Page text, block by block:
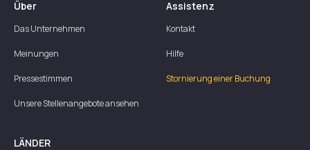
Über
Das Unternehmen
Meinungen
Pressestimmen
Unsere Stellenangebote ansehen
Assistenz
Kontakt
Hilfe
Stornierung einer Buchung
LÄNDER